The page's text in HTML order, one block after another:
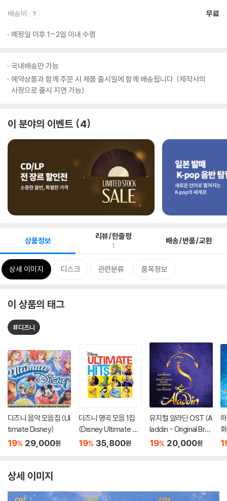
배송비 무료
예정일 이후 1~2일 이내 수령
국내배송만 가능
예약상품과 함께 주문 시 제품 출시일에 함께 배송됩니다. (제작사의
사정으로 출시 지연 가능)
이 분야의 이벤트 4
상품정보 리뷰/한줄평
1 배송/반품/교환
상세 이미지 디스크 관련분류 품목정보
이 상품의 태그
#디즈니
디즈니 음악 모음집 (Ul
timate Disney)
19% 29,000원
디즈니 명곡 모음 1집
(Disney Ultimate Hit
s) [LP]
19% 35,800원
뮤지컬 알라딘 OST (A
laddin - Original Broa
dway Cast Recordin
19% 20,000원
상세 이미지